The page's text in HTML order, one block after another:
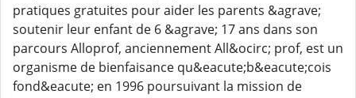
pratiques gratuites pour aider les parents &agrave;
soutenir leur enfant de 6 &agrave; 17 ans dans son
parcours Alloprof, anciennement All&ocirc; prof, est un
organisme de bienfaisance qu&eacute;b&eacute;cois
fond&eacute; en 1996 poursuivant la mission de